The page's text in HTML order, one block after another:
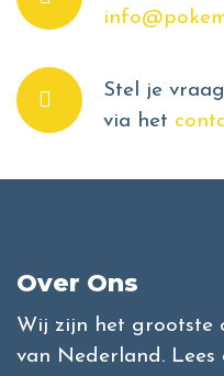
Stel je
via het
Over Ons
Wij zijn het grootste
van Nederland.